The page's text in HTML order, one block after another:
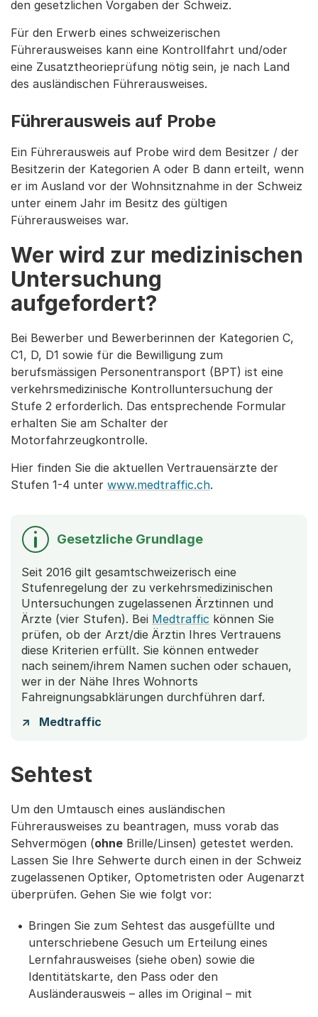
den gesetzlichen Vorgaben der Schweiz.
Für den Erwerb eines schweizerischen
Führerausweises kann eine Kontrollfahrt und/oder
eine Zusatztheorieprüfung nötig sein, je nach Land
des ausländischen Führerausweises.
Führerausweis auf Probe
Ein Führerausweis auf Probe wird dem Besitzer / der
Besitzerin der Kategorien A oder B dann erteilt, wenn
er im Ausland vor der Wohnsitznahme in der Schweiz
unter einem Jahr im Besitz des gültigen
Führerausweises war.
Wer wird zur medizinischen
Untersuchung
aufgefordert?
Bei Bewerber und Bewerberinnen der Kategorien C,
C1, D, D1 sowie für die Bewilligung zum
berufsmässigen Personentransport (BPT) ist eine
verkehrsmedizinische Kontrolluntersuchung der
Stufe 2 erforderlich. Das entsprechende Formular
erhalten Sie am Schalter der
Motorfahrzeugkontrolle.
Hier finden Sie die aktuellen Vertrauensärzte der
Stufen 1-4 unter www.medtraffic.ch.
Gesetzliche Grundlage
Seit 2016 gilt gesamtschweizerisch eine
Stufenregelung der zu verkehrsmedizinischen
Untersuchungen zugelassenen Ärztinnen und
Ärzte (vier Stufen). Bei Medtraffic können Sie
prüfen, ob der Arzt/die Ärztin Ihres Vertrauens
diese Kriterien erfüllt. Sie können entweder
nach seinem/ihrem Namen suchen oder schauen,
wer in der Nähe Ihres Wohnorts
Fahreignungsabklärungen durchführen darf.
Medtraffic
Sehtest
Um den Umtausch eines ausländischen
Führerausweises zu beantragen, muss vorab das
Sehvermögen (ohne Brille/Linsen) getestet werden.
Lassen Sie Ihre Sehwerte durch einen in der Schweiz
zugelassenen Optiker, Optometristen oder Augenarzt
überprüfen. Gehen Sie wie folgt vor:
Bringen Sie zum Sehtest das ausgefüllte und
unterschriebene Gesuch um Erteilung eines
Lernfahrausweises (siehe oben) sowie die
Identitätskarte, den Pass oder den
Ausländerausweis – alles im Original – mit